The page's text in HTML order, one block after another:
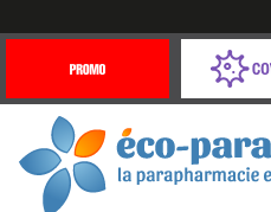
Offres
Coronavirus